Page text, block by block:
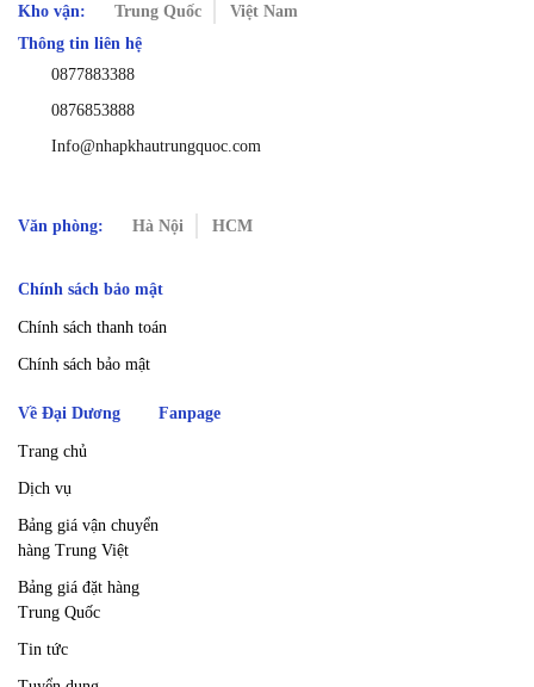
Kho vận: Trung Quốc
Việt Nam
Thông tin liên hệ
0877883388
0876853888
Info@nhapkhautrungquoc.com
Văn phòng: Hà Nội HCM
Chính sách bảo mật
Chính sách thanh toán
Chính sách bảo mật
Về Đại Dương
Trang chủ
Dịch vụ
Bảng giá vận chuyển
hàng Trung Việt
Bảng giá đặt hàng
Trung Quốc
Tin tức
Fanpage